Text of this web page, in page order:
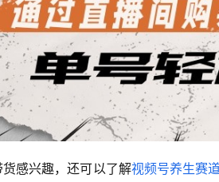
感兴趣，还可以了解视频号养生赛